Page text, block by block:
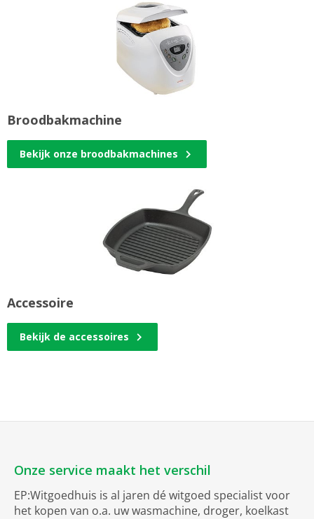
Broodbakmachine
Bekijk onze broodbakmachines
Accessoire
Bekijk de accessoires
Onze service maakt het verschil
EP:Witgoedhuis is al jaren dé witgoed specialist voor
het kopen van o.a. uw wasmachine, droger, koelkast